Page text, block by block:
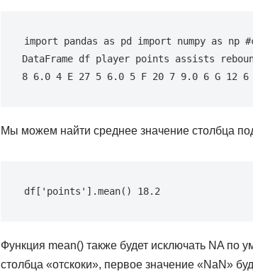
import pandas as pd import numpy as np
DataFrame df player points assists
8 6.0 4 E 27 5 6.0 5 F 20 7 9.0 6 G 12
Мы можем найти среднее значение столбца
df['points'].mean() 18.2
Функция mean() также будет исключать NA
столбца «отскоки», первое значение «NaN»